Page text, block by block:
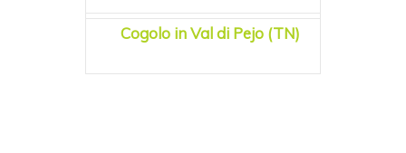
Cogolo in Val di Pejo (TN)